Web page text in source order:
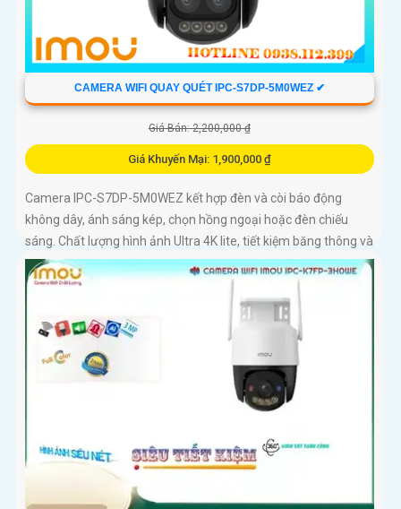
CAMERA WIFI QUAY QUÉT IPC-S7DP-5M0WEZ ✔
Giá Bán: 2,200,000 ₫
Giá Khuyến Mại: 1,900,000 ₫
Camera IPC-S7DP-5M0WEZ kết hợp đèn và còi báo động
không dây, ánh sáng kép, chọn hồng ngoại hoặc đèn chiếu
sáng. Chất lượng hình ảnh Ultra 4K lite, tiết kiệm băng thông và
chi phí, giám sát ban đêm tốt với hồng ngoại 50m